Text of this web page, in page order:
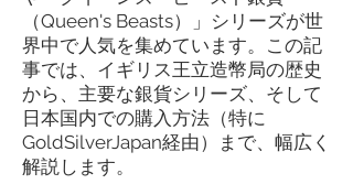
（Queen's Beasts）」シリーズが世
界中で人気を集めています。この記
事では、イギリス王立造幣局の歴史
から、主要な銀貨シリーズ、そして
日本国内での購入方法（特に
GoldSilverJapan経由）まで、幅広く
解説します。